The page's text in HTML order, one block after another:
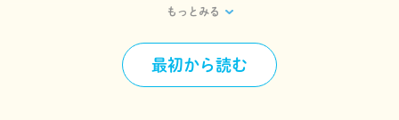
振り回されながら、アキラは現代の品物を取引して生き延びていく！ 「小説家
もっとみる
最初から読む